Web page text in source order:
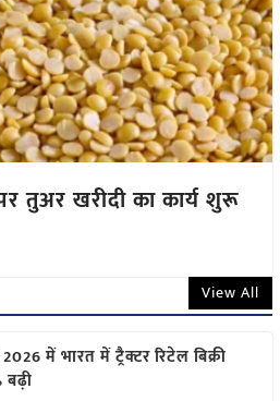
तुअर खरीदी का कार्य शुरू
View All
में भारत में ट्रैक्टर रिटेल बिक्री
बढ़ी